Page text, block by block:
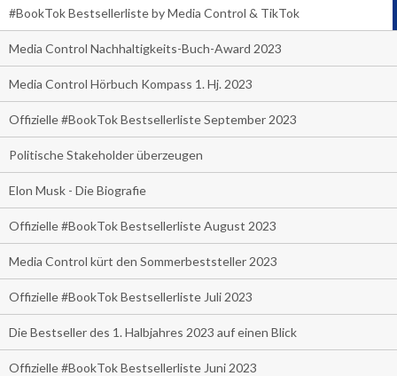
#BookTok Bestsellerliste by Media Control & TikTok
Media Control Nachhaltigkeits-Buch-Award 2023
Media Control Hörbuch Kompass 1. Hj. 2023
Offizielle #BookTok Bestsellerliste September 2023
Politische Stakeholder überzeugen
Elon Musk - Die Biografie
Offizielle #BookTok Bestsellerliste August 2023
Media Control kürt den Sommerbeststeller 2023
Offizielle #BookTok Bestsellerliste Juli 2023
Die Bestseller des 1. Halbjahres 2023 auf einen Blick
Offizielle #BookTok Bestsellerliste Juni 2023